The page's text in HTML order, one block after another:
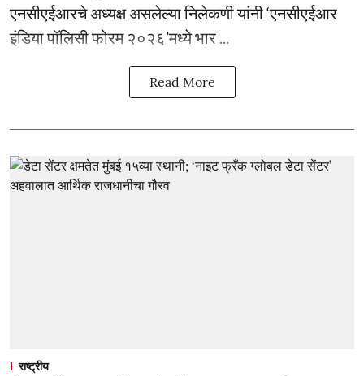
एनसीएईआरचे अध्यक्ष असलेल्या निलेकणी यांनी ‘एनसीएईआर
इंडिया पॉलिसी फोरम २०२६’मध्ये भार ...
Read More
राष्ट्रीय